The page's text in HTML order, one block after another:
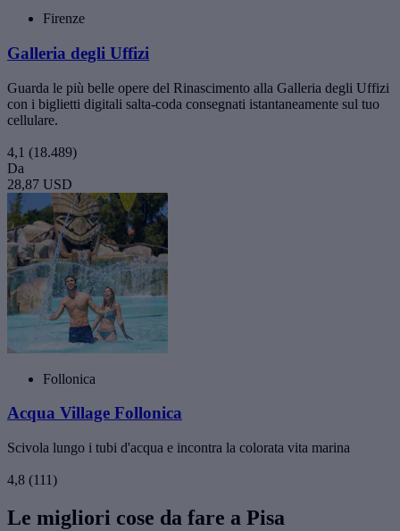
Firenze
Galleria degli Uffizi
Guarda le più belle opere del Rinascimento alla Galleria degli Uffizi
con i biglietti digitali salta-coda consegnati istantaneamente sul tuo
cellulare.
4,1 (18.489)
Da
28,87 USD
Follonica
Acqua Village Follonica
Scivola lungo i tubi d'acqua e incontra la colorata vita marina
4,8 (111)
Le migliori cose da fare a Pisa